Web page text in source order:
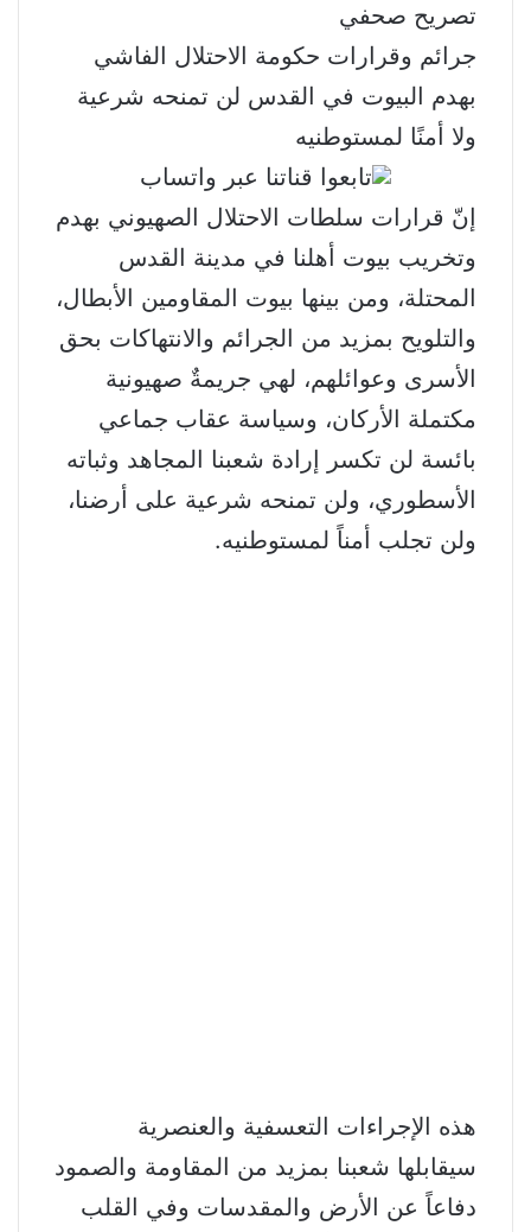
تصريح صحفي
جرائم وقرارات حكومة الاحتلال الفاشي
بهدم البيوت في القدس لن تمنحه شرعية
ولا أمنًا لمستوطنيه
إنّ قرارات سلطات الاحتلال الصهيوني بهدم
وتخريب بيوت أهلنا في مدينة القدس
المحتلة، ومن بينها بيوت المقاومين الأبطال،
والتلويح بمزيد من الجرائم والانتهاكات بحق
الأسرى وعوائلهم، لهي جريمةٌ صهيونية
مكتملة الأركان، وسياسة عقاب جماعي
بائسة لن تكسر إرادة شعبنا المجاهد وثباته
الأسطوري، ولن تمنحه شرعية على أرضنا،
ولن تجلب أمناً لمستوطنيه.
هذه الإجراءات التعسفية والعنصرية
سيقابلها شعبنا بمزيد من المقاومة والصمود
دفاعاً عن الأرض والمقدسات وفي القلب